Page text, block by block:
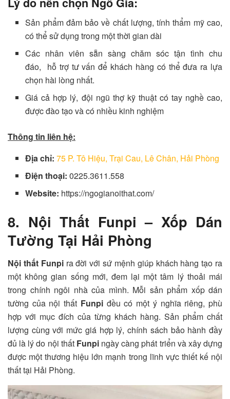
Sản phẩm đảm bảo về chất lượng, tính thẩm mỹ cao,
có thể sử dụng trong một thời gian dài
Các nhân viên sẵn sàng chăm sóc tận tình chu
đáo, hỗ trợ tư vấn để khách hàng có thể đưa ra lựa
chọn hài lòng nhất.
Giá cả hợp lý, đội ngũ thợ kỹ thuật có tay nghề cao,
được đào tạo và có nhiều kinh nghiệm
Thông tin liên hệ:
Địa chỉ:75 P. Tô Hiệu, Trại Cau, Lê Chân, Hải Phòng
Điện thoại:0225.3611.558
Website: https://ngogianoithat.com/
8. Nội Thất Funpi – Xốp Dán
Tường Tại Hải Phòng
Nội thất Funpira đời với sứ mệnh giúp khách hàng tạo ra
một không gian sống mới, đem lại một tâm lý thoải mái
trong chính ngôi nhà của mình. Mỗi sản phẩm xốp dán
tường của nội thất Funpiđều có một ý nghĩa riêng, phù
hợp với mục đích của từng khách hàng. Sản phẩm chất
lượng cùng với mức giá hợp lý, chính sách bảo hành đầy
đủ là lý do nội thất Funpingày càng phát triển và xây dựng
được một thương hiệu lớn mạnh trong lĩnh vực thiết kế nội
thất tại Hải Phòng.